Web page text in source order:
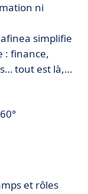
ni
simplifie
: finance,
tout est là,
et rôles